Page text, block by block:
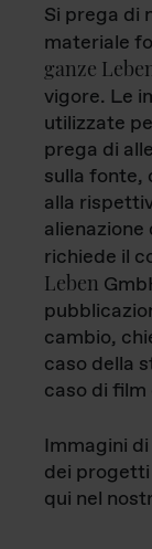
Si prega di
materiale
ganze
vigore. Le
utilizzate
prega di
sulla fonte,
alla
richiede il
Leben
cambio,
caso della
caso di
Immagini di
dei
qui nel